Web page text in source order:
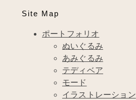
Site Map
ポートフォリオ
ぬいぐるみ
あみぐるみ
テディベア
モード
イラストレーション